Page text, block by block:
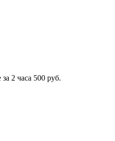
2 часа 500 руб.